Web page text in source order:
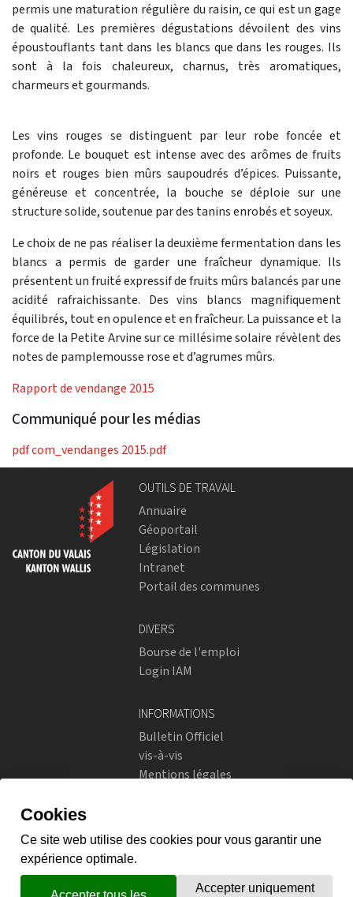
permis une maturation régulière du raisin, ce qui est un gage
de qualité. Les premières dégustations dévoilent des vins
époustouflants tant dans les blancs que dans les rouges. Ils
sont à la fois chaleureux, charnus, très aromatiques,
charmeurs et gourmands.
Les vins rouges se distinguent par leur robe foncée et
profonde. Le bouquet est intense avec des arômes de fruits
noirs et rouges bien mûrs saupoudrés d’épices. Puissante,
généreuse et concentrée, la bouche se déploie sur une
structure solide, soutenue par des tanins enrobés et soyeux.
Le choix de ne pas réaliser la deuxième fermentation dans les
blancs a permis de garder une fraîcheur dynamique. Ils
présentent un fruité expressif de fruits mûrs balancés par une
acidité rafraichissante. Des vins blancs magnifiquement
équilibrés, tout en opulence et en fraîcheur. La puissance et la
force de la Petite Arvine sur ce millésime solaire révèlent des
notes de pamplemousse rose et d’agrumes mûrs.
Rapport de vendange 2015
Communiqué pour les médias
pdfcom_vendanges 2015.pdf
OUTILS DE TRAVAIL
Annuaire
Géoportail
Législation
Intranet
Portail des communes
DIVERS
Bourse de l'emploi
Login IAM
INFORMATIONS
Bulletin Officiel
vis-à-vis
Mentions légales
Instagram